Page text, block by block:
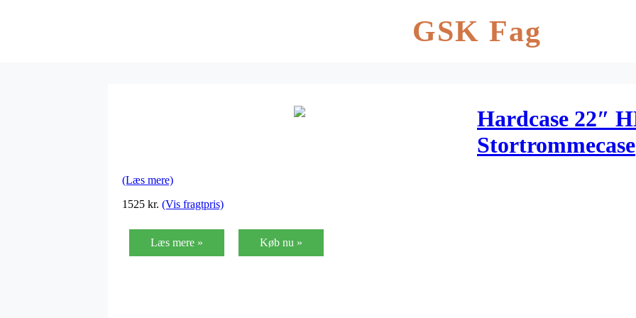
GSK Fag
Hardcase 22″
Stortrommecase
(Læs mere)
1525 kr. (Vis fragtpris)
Læs mere » Køb nu »